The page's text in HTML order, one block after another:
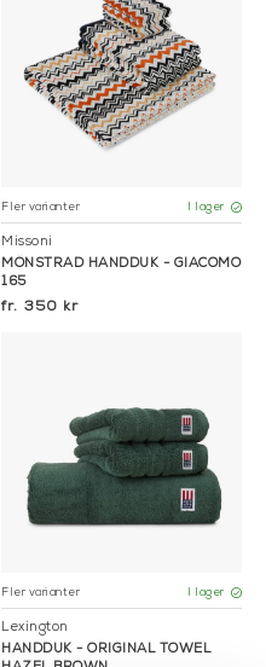
Fler varianter I lager
Missoni
MÖNSTRAD HANDDUK - GIACOMO
165
350 kr
Fler varianter I lager
Lexington
HANDDUK - ORIGINAL TOWEL